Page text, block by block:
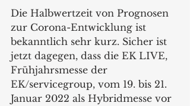
Die Halbwertzeit von Prognosen
zur Corona-Entwicklung ist
bekanntlich sehr kurz. Sicher ist
jetzt dagegen, dass die EK LIVE,
Frühjahrsmesse der
EK/servicegroup, vom 19. bis 21.
Januar 2022 als Hybridmesse vor